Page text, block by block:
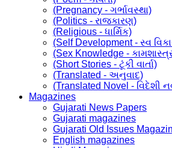
(Pregnancy - ગર્ભાવસ્થા)
(Politics - રાજકારણ)
(Religious - ધાર્મિક)
(Self Development - સ્વ
(Sex Knowledge -
(Short Stories - ટૂંકી વાર્તા)
(Translated - અનુવાદ)
(Translated Novel - વિદેશી
Magazines
Gujarati News Papers
Gujarati magazines
Gujarati Old Issues
English magazines